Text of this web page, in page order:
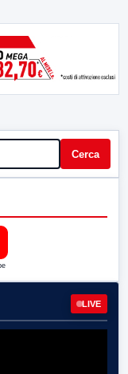
Cerca
LIVE